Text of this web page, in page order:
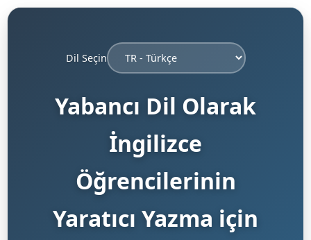
Dil Seçin
Yabancı Dil Olarak
İngilizce
Öğrencilerinin
Yaratıcı Yazma için